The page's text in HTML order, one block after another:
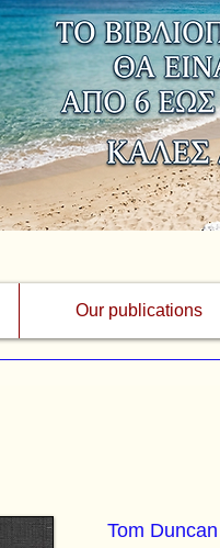
Our publications
Tom Duncan